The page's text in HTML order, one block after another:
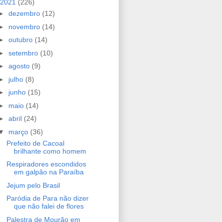
2021 (226)
dezembro (12)
novembro (14)
outubro (14)
setembro (10)
agosto (9)
julho (8)
junho (15)
maio (14)
abril (24)
março (36)
Prefeito de Cacoal
brilhante como homem
Respiradores escondidos
em galpão na Paraíba
Jejum pelo Brasil
Paródia de Para não dizer
que não falei de flores
Palestra de Mourão em